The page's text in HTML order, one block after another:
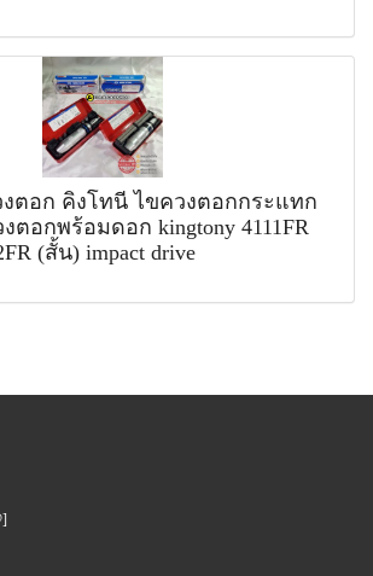
ตอก คิงโทนี่ ไขควงตอกกระแทก
ตอกพร้อมดอก kingtony 4111FR
(สั้น) impact drive